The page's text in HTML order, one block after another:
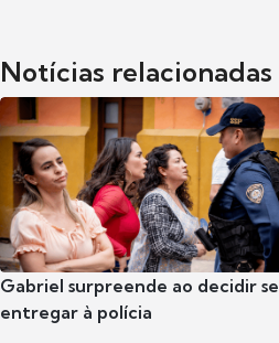
Notícias relacionadas
Gabriel surpreende ao decidir se
entregar à polícia